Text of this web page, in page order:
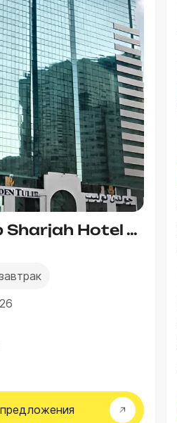
Golden Tulip Sharjah Hotel Apartments
предложения